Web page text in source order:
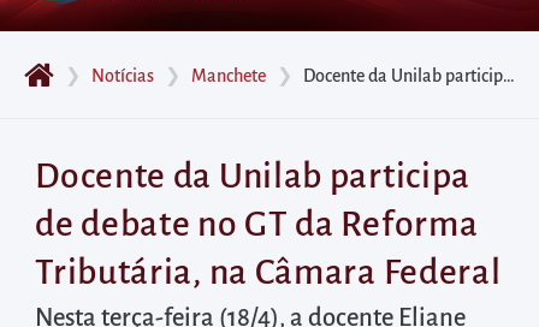
do
principal
Acessar
diretamente
o
menu
❯ Notícias ❯ Manchete ❯ Docente da Unilab participa de debate no GT da Reforma Tributária, na Câmara Federal
Docente da Unilab participa
de debate no GT da Reforma
Tributária, na Câmara Federal
Nesta terça-feira (18/4), a docente Eliane
CONTEÚDO